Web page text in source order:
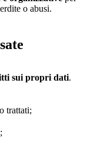
o abusi.
sui propri dati.
trattati;